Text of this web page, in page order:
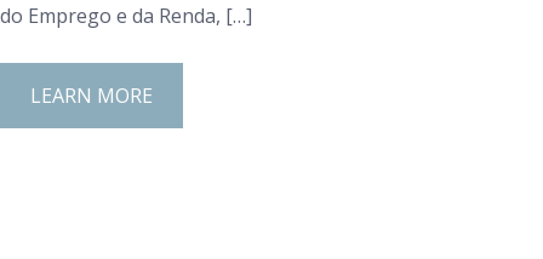
do Emprego e da Renda, […]
LEARN MORE